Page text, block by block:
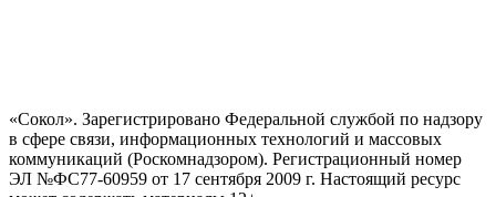
«Сокол». Зарегистрировано Федеральной службой по надзору
в сфере связи, информационных технологий и массовых
коммуникаций (Роскомнадзором). Регистрационный номер
ЭЛ №ФС77-60959 от 17 сентября 2009 г. Настоящий ресурс